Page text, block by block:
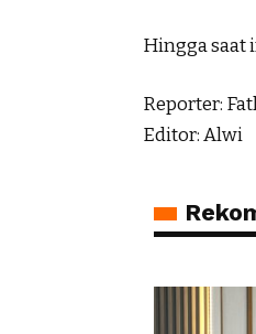
Hingga saat
Reporter:
Editor: Alwi